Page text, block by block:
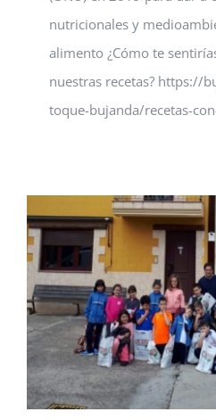
nutricionales y
alimento ¿Cómo te
nuestras recetas? https://
toque-bujanda/recetas-